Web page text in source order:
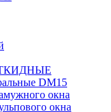
DM15
окна
окна